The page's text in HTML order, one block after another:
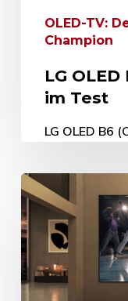
OLED-TV:
Champion
LG
im Test
LG OLED B6
hatten wir
OLED-
29. Mai 2026